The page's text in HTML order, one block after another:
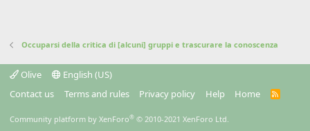
Occuparsi della critica di [alcuni] gruppi e trascurare la conoscenza
Olive
English (US)
Contact us
Terms and rules Privacy policy Help Home
R
Community platform by XenForo® © 2010-2021 XenForo Ltd.